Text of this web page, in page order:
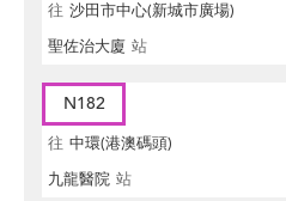
往 沙田市中心(新城市廣場)
聖佐治大廈 站
N182
往 中環(港澳碼頭)
九龍醫院 站